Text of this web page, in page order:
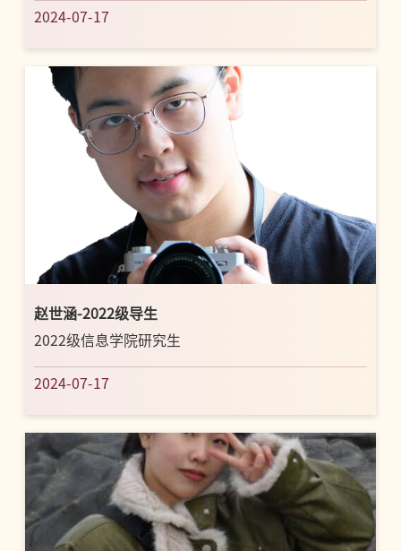
2024-07-17
赵世涵-2022级导生
2022级信息学院研究生
2024-07-17